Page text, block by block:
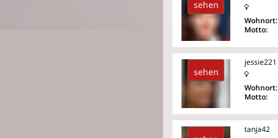
sehen
Wohnort:
Motto:
sehen
jessie221
Wohnort:
Motto:
tanja42